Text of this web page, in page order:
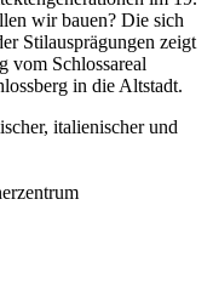
wir bauen? Die sich
Stilausprägungen zeigt
vom Schlossareal
in die Altstadt.
italienischer und